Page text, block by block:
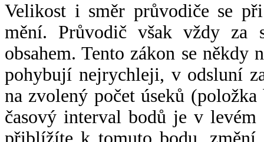
Velikost i směr průvodiče se
mění. Průvodič však vždy za
obsahem. Tento zákon se někdy
pohybují nejrychleji, v odsluní
na zvolený počet úseků
časový interval bodů je v